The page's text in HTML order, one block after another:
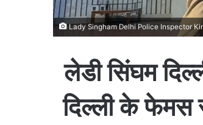
Lady Singham Delhi Police Inspector
लेडी सिंघम
दिल्ली के फेमस